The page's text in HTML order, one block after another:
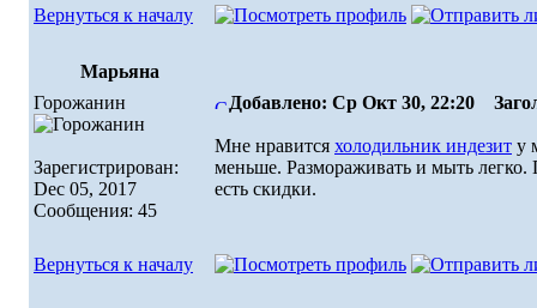
Вернуться к началу
Марьяна
Горожанин
Зарегистрирован:
Dec 05, 2017
Сообщения: 45
Добавлено: Ср Окт 30, 22:20
Мне нравится холодильник индезит у
меньше. Размораживать и мыть легко.
есть скидки.
Вернуться к началу